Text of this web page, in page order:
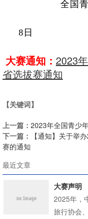
全国
8日
大赛通知： 2023
省选拔赛通知
【关键词】
上一篇： 2023年全国青少
下一篇：
【通知】关于举
赛的通知
最近文章
大赛声明
2025年，
旅行协会